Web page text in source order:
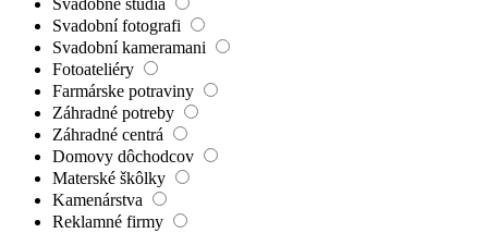
Svadobné štúdiá
Svadobní fotografi
Svadobní kameramani
Fotoateliéry
Farmárske potraviny
Záhradné potreby
Záhradné centrá
Domovy dôchodcov
Materské škôlky
Kamenárstva
Reklamné firmy